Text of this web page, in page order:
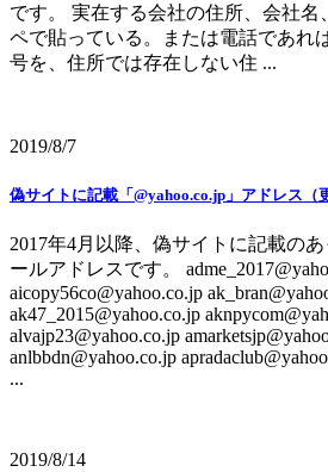
です。 実在する会社の住所、会社名
ペで貼っている。または電話であれ
号を、住所では存在しない住 ...
2019/8/7
偽サイトに記載「@yahoo.co.jp」アドレス（
2017年4月以降、偽サイトに記載のあ
ールアドレスです。
aicopy56co@yahoo.co.jp
ak47_2015@yahoo.co.jp
alvajp23@yahoo.co.jp
anlbbdn@yahoo.co.jp
...
2019/8/14